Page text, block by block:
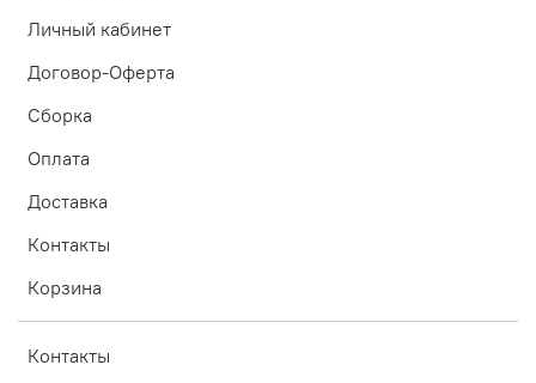
Личный кабинет
Договор-Оферта
Сборка
Оплата
Доставка
Контакты
Корзина
Контакты